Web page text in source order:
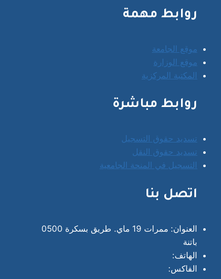
روابط مهمة
موقع الجامعة
موقع الوزارة
المكتبة المركزية
روابط مباشرة
تسديد حقوق التسجيل
تسديد حقوق النقل
التسجيل في المنحة الجامعية
اتصل بنا
العنوان: ممرات 19 ماي. طريق بسكرة 0500
باتنة
الهاتف:
الفاكس: